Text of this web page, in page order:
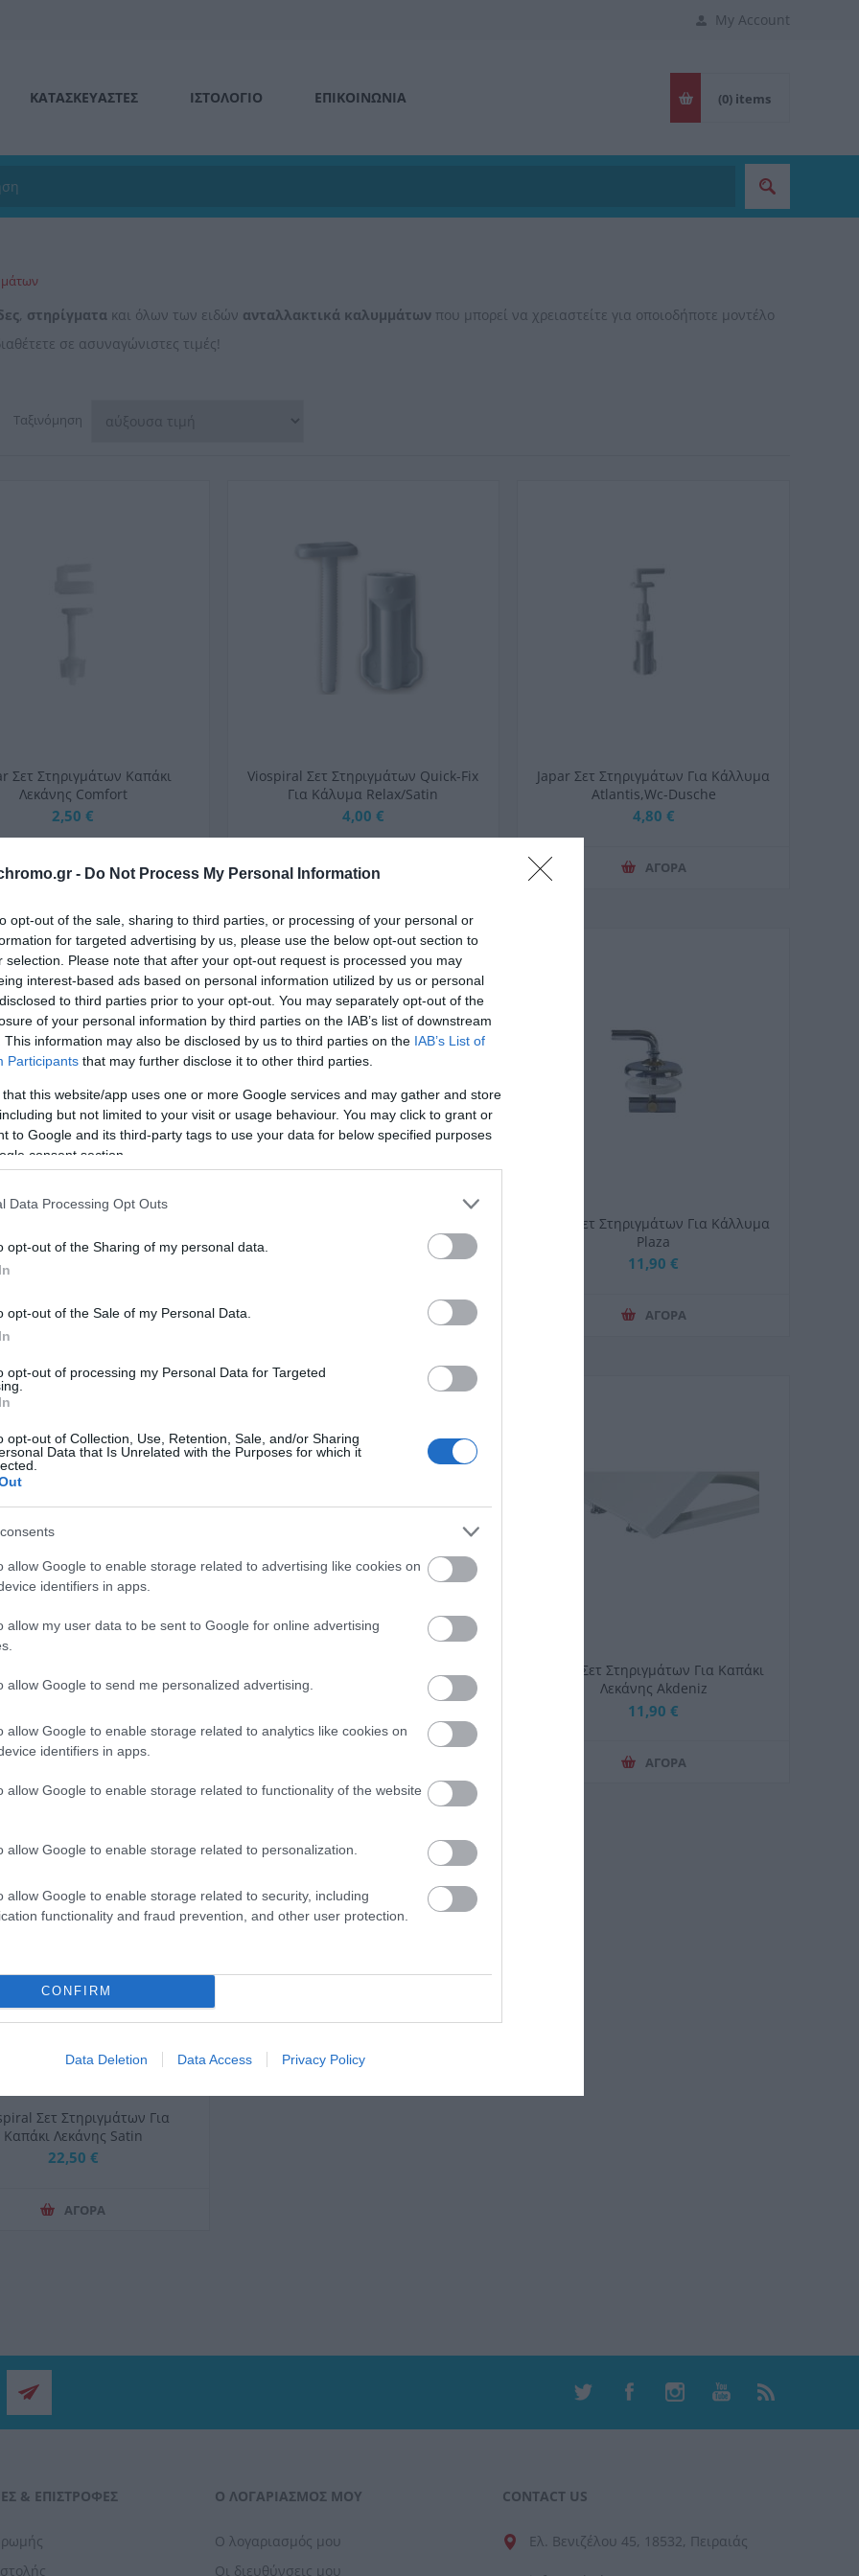
- Do Not Process My Personal Information
opt-out of the sale, sharing to third parties, or processing of your personal or
for targeted advertising by us, please use the below opt-out section to
selection. Please note that after your opt-out request is processed you may
interest-based ads based on personal information utilized by us or personal
to third parties prior to your opt-out. You may separately opt-out of the
of your personal information by third parties on the IAB’s list of downstream
This information may also be disclosed by us to third parties on the IAB’s List of
Participants that may further disclose it to other third parties.
that this website/app uses one or more Google services and may gather and store
but not limited to your visit or usage behaviour. You may click to grant or
to Google and its third-party tags to use your data for below specified purposes
consent section.
Data Processing Opt Outs
opt-out of the Sharing of my personal data.
opt-out of the Sale of my Personal Data.
opt-out of processing my Personal Data for Targeted
opt-out of Collection, Use, Retention, Sale, and/or Sharing
Data that Is Unrelated with the Purposes for which it
allow Google to enable storage related to advertising like cookies on
identifiers in apps.
allow my user data to be sent to Google for online advertising
allow Google to send me personalized advertising.
allow Google to enable storage related to analytics like cookies on
identifiers in apps.
allow Google to enable storage related to functionality of the website
allow Google to enable storage related to personalization.
allow Google to enable storage related to security, including
functionality and fraud prevention, and other user protection.
CONFIRM
Data Deletion Data Access Privacy Policy
My Account
ΚΑΤΑΣΚΕΥΑΣΤΕΣ ΙΣΤΟΛΌΓΙΟ ΕΠΙΚΟΙΝΩΝΊΑ (0) items
, στηρίγματα και όλων των ειδών ανταλλακτικά καλυμμάτων που μπορεί να χρειαστείτε για οποιοδήποτε μοντέλο
σε ασυναγώνιστες τιμές!
Ταξινόμηση
Σετ Στηριγμάτων Καπάκι
Λεκάνης Comfort
2,50 €
ΑΓΟΡΑ
Viospiral Σετ Στηριγμάτων Quick-Fix
Για Κάλυμα Relax/Satin
4,00 €
ΑΓΟΡΑ
Japar Σετ Στηριγμάτων Για Κάλλυμα
Atlantis,Wc-Dusche
4,80 €
ΑΓΟΡΑ
Κάλλυμα Λεκάνης Efes
ΑΓΟΡΑ
Japar Σετ Στηριγμάτων Για Κάλλυμα
Plaza
11,90 €
ΑΓΟΡΑ
Λεκανών Ocean Soft
Λεκάνης Για Soft Close Plaza
Japar Σετ Στηριγμάτων Για Καπάκι
Λεκάνης Akdeniz
11,90 €
ΑΓΟΡΑ
Σετ Στηριγμάτων Για
Καπάκι Λεκάνης Satin
22,50 €
ΑΓΟΡΑ
& ΕΠΙΣΤΡΟΦΈΣ Ο ΛΟΓΑΡΙΑΣΜΌΣ ΜΟΥ
Ο λογαριασμός μου
Οι διευθύνσεις μου
CONTACT US
Ελ. Βενιζέλου 45, 18532, Πειραιάς